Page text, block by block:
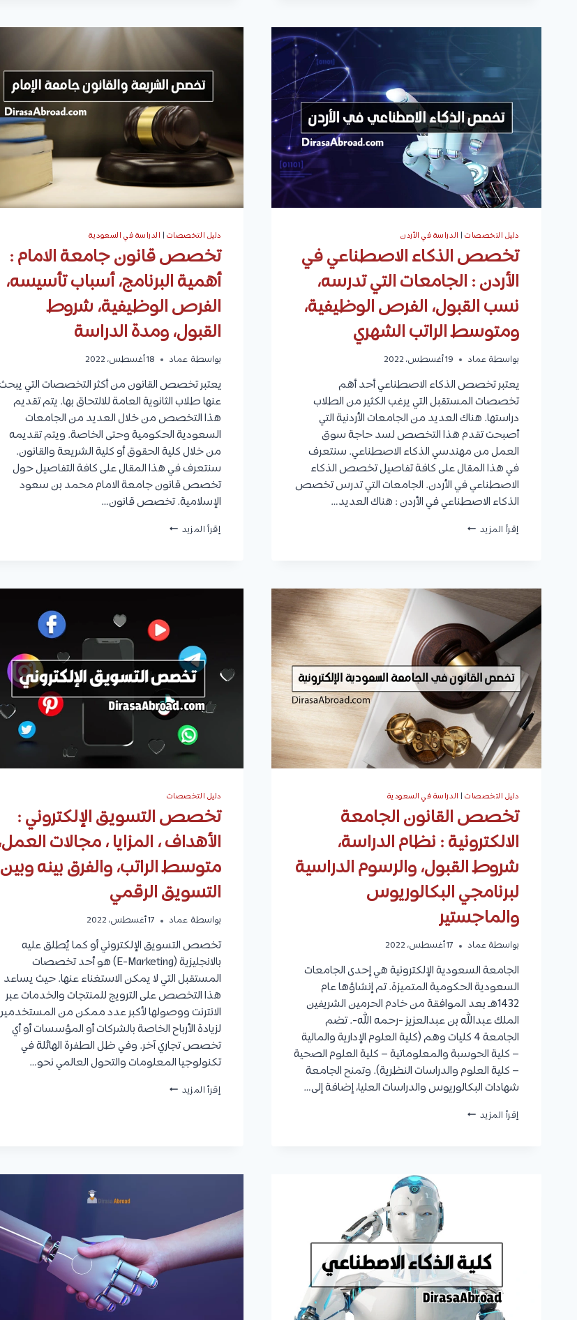
مدة
الدراسة،
الوظائف،
وأفضل
الجامعات
شروط
العمل،
متوسط
الرواتب،
وأفضل
الجامعات
دليل التخصصات| الدراسة في الأردن
تخصص الذكاء الاصطناعي في
الأردن : الجامعات التي تدرسه،
نسب القبول، الفرص الوظيفية،
ومتوسط الراتب الشهري
بواسطة عماد 19 أغسطس، 2022
يعتبر تخصص الذكاء الاصطناعي أحد أهم
تخصصات المستقبل التي يرغب الكثير من الطلاب
دراستها. هناك العديد من الجامعات الأردنية التي
أصبحت تقدم هذا التخصص لسد حاجة سوق
العمل من مهندسي الذكاء الاصطناعي. سنتعرف
في هذا المقال على كافة تفاصيل تخصص الذكاء
الاصطناعي في الأردن. الجامعات التي تدرس تخصص
الذكاء الاصطناعي في الأردن : هناك العديد…
إقرأ المزيد تخصص
الجامعات
التي
تدرسه،
نسب
القبول،
الفرص
الوظيفية،
ومتوسط
الراتب
الشهري
دليل التخصصات | الدراسة في السعودية
تخصص قانون جامعة الامام :
أهمية البرنامج، أسباب تأسيسه،
الفرص الوظيفية، شروط
القبول، ومدة الدراسة
بواسطة عماد 18 أغسطس، 2022
يعتبر تخصص القانون من أكثر التخصصات التي
عنها طلاب الثانوية العامة للالتحاق بها. يتم تقديم
هذا التخصص من خلال العديد من الجامعات
السعودية الحكومية وحتى الخاصة. ويتم تقديمه
من خلال كلية الحقوق أو كلية الشريعة والقانون.
سنتعرف في هذا المقال على كافة التفاصيل حول
تخصص قانون جامعة الامام محمد بن سعود
الإسلامية. تخصص قانون…
إقرأ المزيد تخصص
أسباب
تأسيسه،
الفرص
الوظيفية،
شروط
القبول،
ومدة
الدراسة
دليل التخصصات| الدراسة في السعودية
تخصص القانون الجامعة
الالكترونية : نظام الدراسة،
شروط القبول، والرسوم الدراسية
لبرنامجي البكالوريوس
والماجستير
بواسطة عماد 17 أغسطس، 2022
الجامعة السعودية الإلكترونية هي إحدى الجامعات
السعودية الحكومية المتميزة. تم إنشاؤها عام
1432هـ بعد الموافقة من خادم الحرمين الشريفين
الملك عبدالله بن عبدالعزيز -رحمه الله-. تضم
الجامعة 4 كليات وهم (كلية العلوم الإدارية والمالية
– كلية الحوسبة والمعلوماتية – كلية العلوم الصحية
– كلية العلوم والدراسات النظرية). وتمنح الجامعة
شهادات البكالوريوس والدراسات العليا، إضافة إلى…
إقرأ المزيد تخصص
الدراسية
لبرنامجي
البكالوريوس
والماجستير
دليل التخصصات
تخصص التسويق الإلكتروني :
الأهداف ، المزايا ، مجالات
متوسط الراتب، والفرق بينه وبين
التسويق الرقمي
بواسطة عماد 17 أغسطس، 2022
تخصص التسويق الإلكتروني أو كما يُطلق عليه
بالانجليزية (E-Marketing) هو أحد تخصصات
المستقبل التي لا يمكن الاستغناء عنها. حيث يساعد
هذا التخصص على الترويج للمنتجات والخدمات عبر
الانترنت ووصولها لأكبر عدد ممكن من
لزيادة الأرباح الخاصة بالشركات أو المؤسسات أو أي
تخصص تجاري آخر. وفي ظل الطفرة الهائلة في
تكنولوجيا المعلومات والتحول العالمي نحو…
إقرأ المزيد تخصص
الراتب،
والفرق
بينه
وبين
التسويق